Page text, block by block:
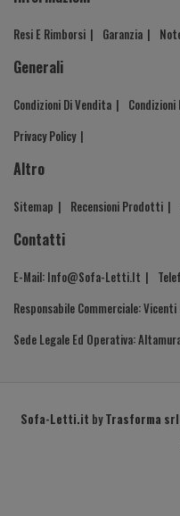
Resi E Rimborsi Garanzia
Generali
Condizioni Di Vendita Condizioni
Privacy Policy
Altro
Sitemap Recensioni Prodotti
Contatti
E-Mail: Info@sofa-Letti.it
Responsabile Commerciale: Vicenti
Sede Legale Ed Operativa:
Sofa-Letti.it byTrasforma srl